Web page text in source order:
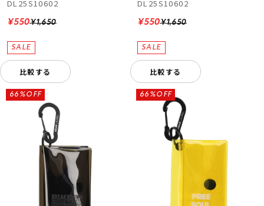
DL25S10602
¥1,650
¥550
比較する
DL25S10602
¥1,650
¥550
比較する
66%OFF 66%OFF